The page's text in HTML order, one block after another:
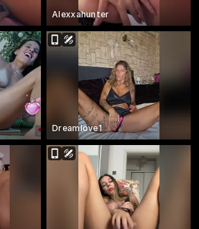
Alexxahunter
Dreamlove1